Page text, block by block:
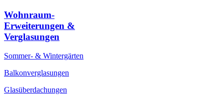
Wohnraum-
Erweiterungen &
Verglasungen
Sommer- & Wintergärten
Balkonverglasungen
Glasüberdachungen